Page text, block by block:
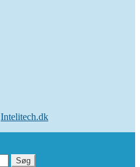
Intelitech.dk
Søg